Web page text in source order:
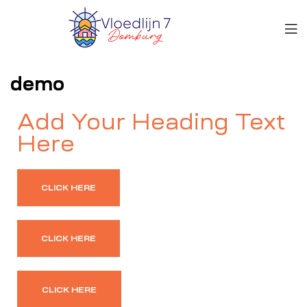
demo
Add Your Heading Text
Here
CLICK HERE
CLICK HERE
CLICK HERE